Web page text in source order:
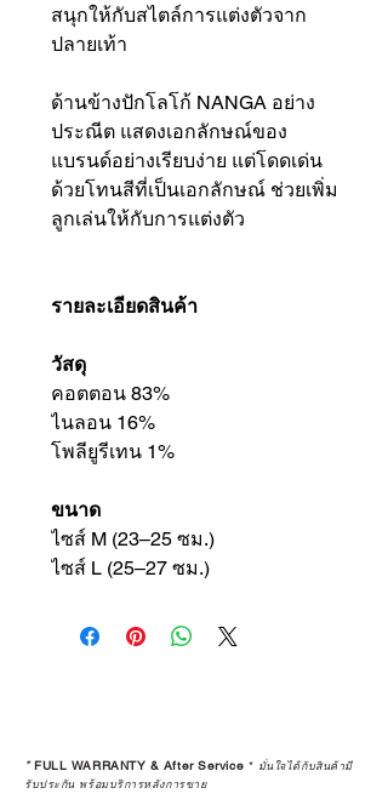
สนุกให้กับสไตล์การแต่งตัวจาก
ปลายเท้า
ด้านข้างปักโลโก้ NANGA อย่าง
ประณีต แสดงเอกลักษณ์ของ
แบรนด์อย่างเรียบง่าย แต่โดดเด่น
ด้วยโทนสีที่เป็นเอกลักษณ์ ช่วยเพิ่ม
ลูกเล่นให้กับการแต่งตัว
รายละเอียดสินค้า
วัสดุ
คอตตอน 83%
ไนลอน 16%
โพลียูรีเทน 1%
ขนาด
ไซส์ M (23–25 ซม.)
ไซส์ L (25–27 ซม.)
*FULL WARRANTY & After Service * มั่นใจได้กับสินค้ามี
รับประกัน พร้อมบริการหลังการขาย